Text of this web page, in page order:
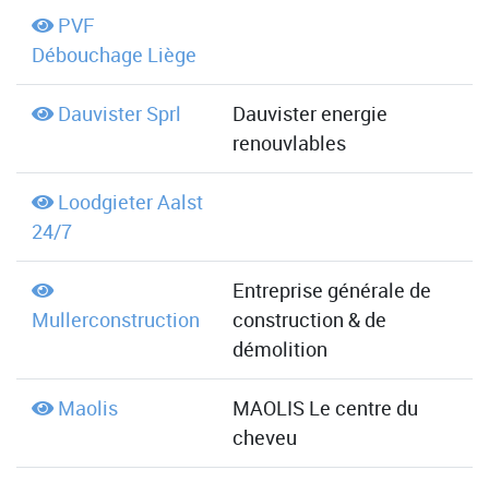
PVF
Débouchage Liège
Dauvister Sprl
Dauvister energie
renouvlables
Loodgieter Aalst
24/7
Mullerconstruction
Entreprise générale de
construction & de
démolition
Maolis
MAOLIS Le centre du
cheveu